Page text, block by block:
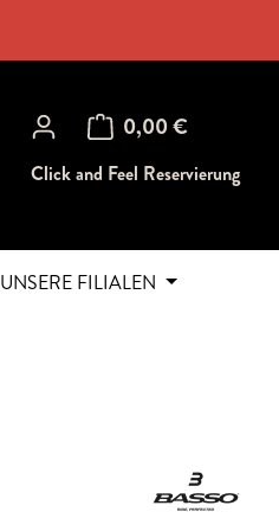
0,00 €
Warenkorb enthält 0
Click and Feel Reservierung
UNSERE FILIALEN